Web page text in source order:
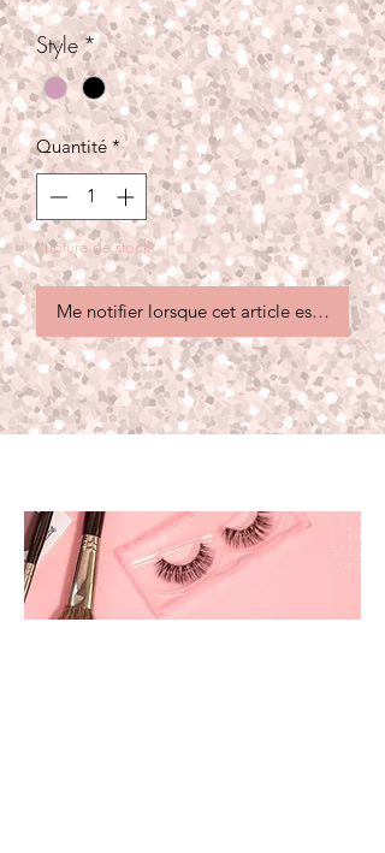
Style*
Quantité *
Rupture de stock
Me notifier lorsque cet article est